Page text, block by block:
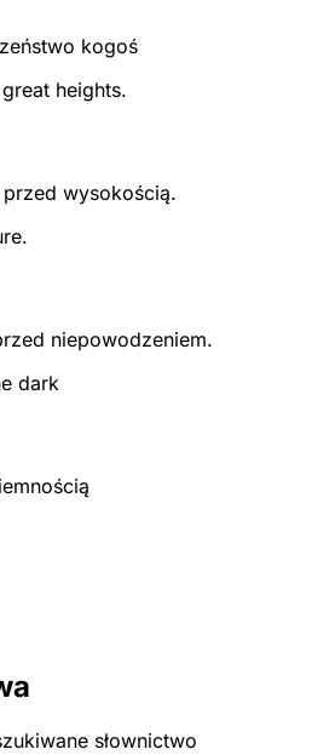
kogoś
heights.
wysokością.
niepowodzeniem.
dark
słownictwo